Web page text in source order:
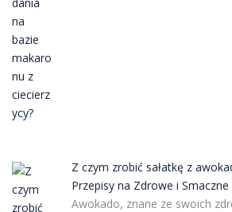
Z czym zrobić sałatkę z
Przepisy na Zdrowe i Smaczne
Awokado, znane ze swoich